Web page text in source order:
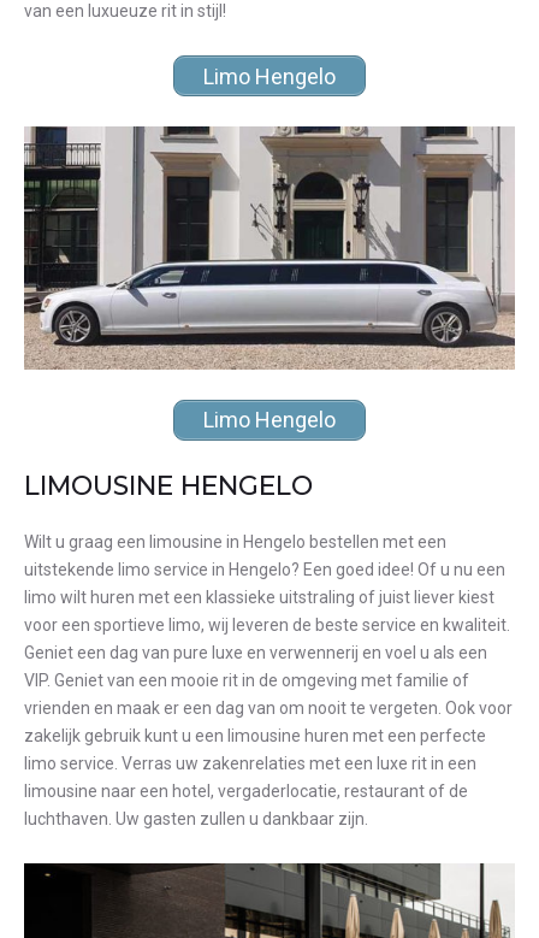
van een luxueuze rit in stijl!
Limo Hengelo
Limo Hengelo
LIMOUSINE HENGELO
Wilt u graag een limousine in Hengelo bestellen met een
uitstekende limo service in Hengelo? Een goed idee! Of u nu een
limo wilt huren met een klassieke uitstraling of juist liever kiest
voor een sportieve limo, wij leveren de beste service en kwaliteit.
Geniet een dag van pure luxe en verwennerij en voel u als een
VIP. Geniet van een mooie rit in de omgeving met familie of
vrienden en maak er een dag van om nooit te vergeten. Ook voor
zakelijk gebruik kunt u een limousine huren met een perfecte
limo service. Verras uw zakenrelaties met een luxe rit in een
limousine naar een hotel, vergaderlocatie, restaurant of de
luchthaven. Uw gasten zullen u dankbaar zijn.